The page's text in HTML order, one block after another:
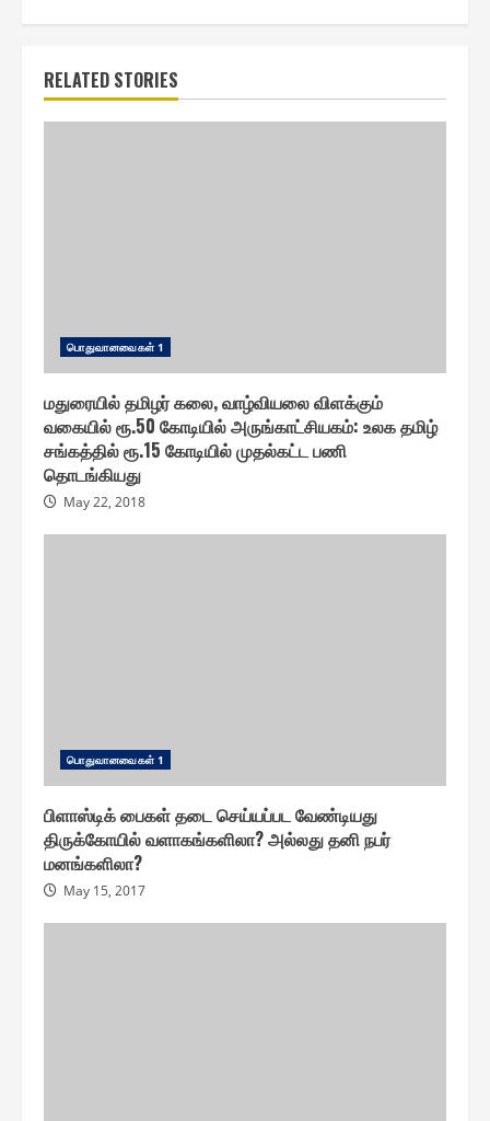
RELATED STORIES
பொதுவானவை௧ள் 1
மதுரையில் தமிழர் கலை, வாழ்வியலை விளக்கும்
வகையில் ரூ.50 கோடியில் அருங்காட்சியகம்: உலக தமிழ்
சங்கத்தில் ரூ.15 கோடியில் முதல்கட்ட பணி
தொடங்கியது
May 22, 2018
பொதுவானவை௧ள் 1
பிளாஸ்டிக் பைகள் தடை செய்யப்பட வேண்டியது
திருக்கோயில் வளாகங்களிலா? அல்லது தனி நபர்
மனங்களிலா?
May 15, 2017